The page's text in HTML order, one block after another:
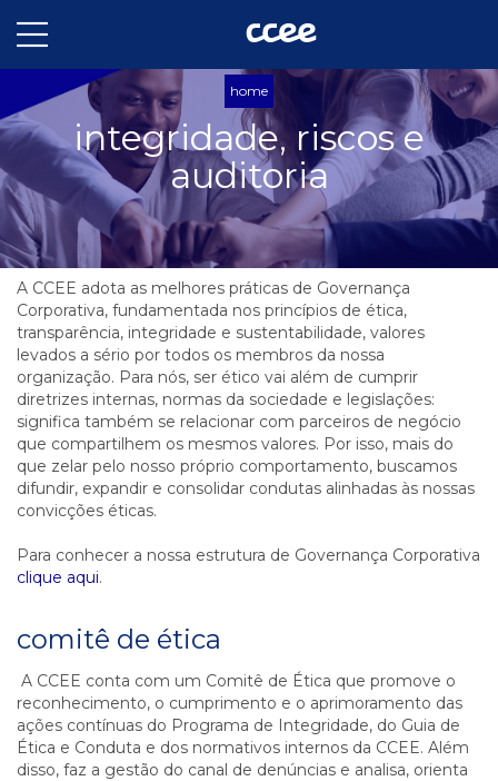
home
integridade, riscos e
auditoria
A CCEE adota as melhores práticas de Governança
Corporativa, fundamentada nos princípios de ética,
transparência, integridade e sustentabilidade, valores
levados a sério por todos os membros da nossa
organização. Para nós, ser ético vai além de cumprir
diretrizes internas, normas da sociedade e legislações:
significa também se relacionar com parceiros de negócio
que compartilhem os mesmos valores. Por isso, mais do
que zelar pelo nosso próprio comportamento, buscamos
difundir, expandir e consolidar condutas alinhadas às nossas
convicções éticas.
Para conhecer a nossa estrutura de Governança Corporativa
clique aqui.
comitê de ética
A CCEE conta com um Comitê de Ética que promove o
reconhecimento, o cumprimento e o aprimoramento das
ações contínuas do Programa de Integridade, do Guia de
Ética e Conduta e dos normativos internos da CCEE. Além
disso, faz a gestão do canal de denúncias e analisa, orienta